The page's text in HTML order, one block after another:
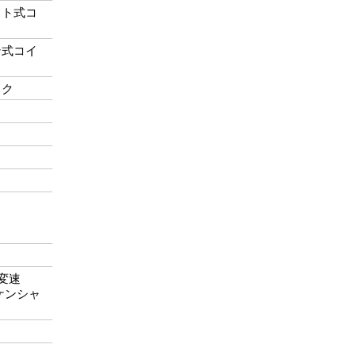
式コ
コイ
速
ンシャ